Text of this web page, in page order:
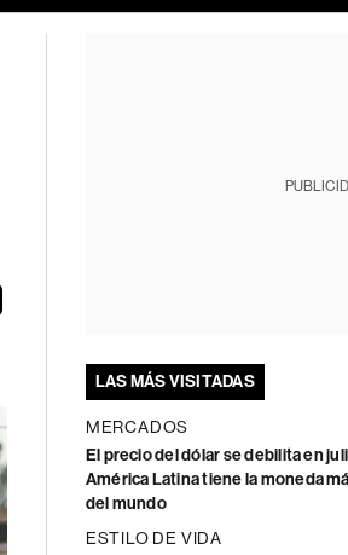
LAS MÁS VISITADAS
MERCADOS
El precio del dólar se debilita en
América Latina tiene la moneda
del mundo
ESTILO DE VIDA